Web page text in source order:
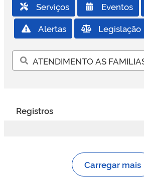
Serviços Eventos
Alertas
Legislação
Registros
Carregar mais